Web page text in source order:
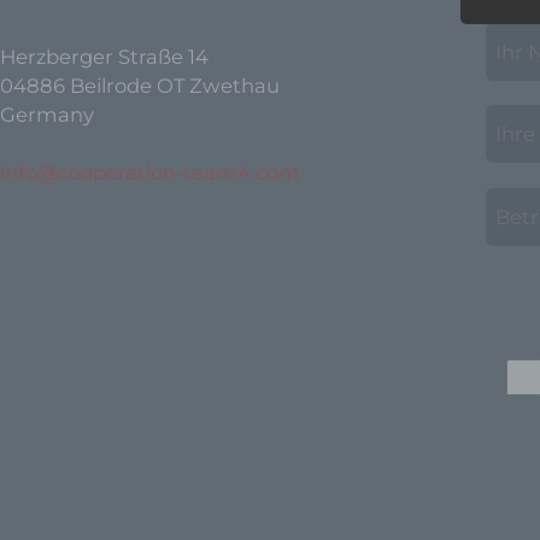
Herzberger Straße 14
04886 Beilrode OT Zwethau
Germany
info@cooperation-team4.com